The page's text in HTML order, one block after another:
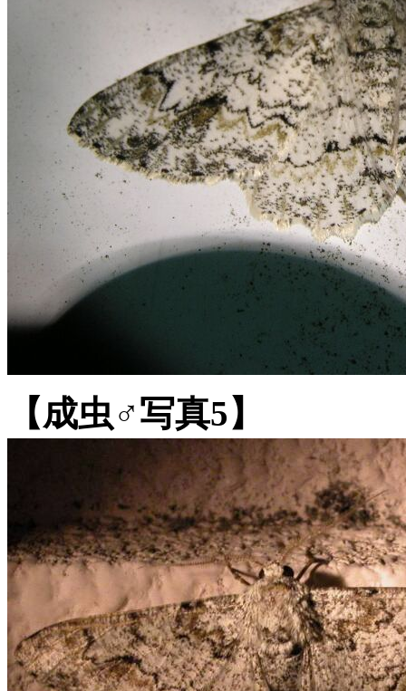
【成虫♂写真5】